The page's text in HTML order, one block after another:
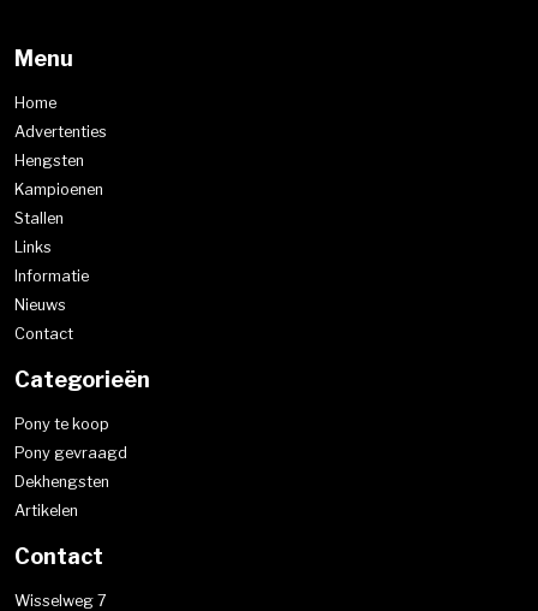
Menu
Home
Advertenties
Hengsten
Kampioenen
Stallen
Links
Informatie
Nieuws
Contact
Categorieën
Pony te koop
Pony gevraagd
Dekhengsten
Artikelen
Contact
Wisselweg 7